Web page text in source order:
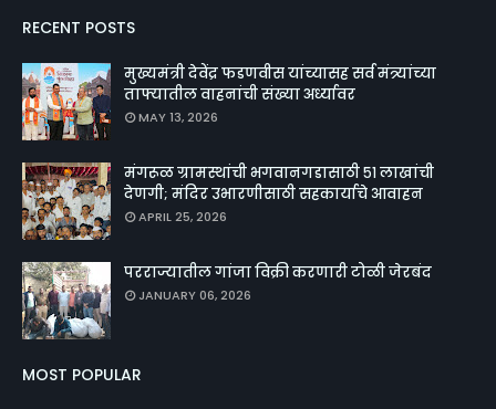
RECENT POSTS
मुख्यमंत्री देवेंद्र फडणवीस यांच्यासह सर्व मंत्र्यांच्या
ताफ्यातील वाहनांची संख्या अर्ध्यावर
MAY 13, 2026
मंगरूळ ग्रामस्थांची भगवानगडासाठी ५१ लाखांची
देणगी; मंदिर उभारणीसाठी सहकार्याचे आवाहन
APRIL 25, 2026
परराज्यातील गांजा विक्री करणारी टोळी जेरबंद
JANUARY 06, 2026
MOST POPULAR